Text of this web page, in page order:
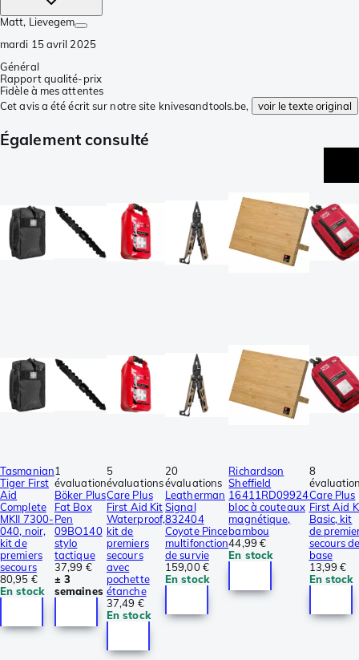
Matt, Lievegem
mardi 15 avril 2025
Général
Rapport qualité-prix
Fidèle à mes attentes
Cet avis a été écrit sur notre site knivesandtools.be,
voir le texte original
Également consulté
Tasmanian
Tiger First
Aid
Complete
MKII 7300-
040, noir,
kit de
premiers
secours
80,95 €
En stock
1
évaluation
Böker Plus
Fat Box
Pen
09BO140
stylo
tactique
37,99 €
± 3
semaines
5
évaluations
Care Plus
First Aid Kit
Waterproof,
kit de
premiers
secours
avec
pochette
étanche
37,49 €
En stock
20
évaluations
Leatherman
Signal
832404
Coyote Pince
multifonction
de survie
159,00 €
En stock
Richardson
Sheffield
16411RD09924
bloc à couteaux
magnétique,
bambou
44,99 €
En stock
8
Care Plus
First Aid
Basic, kit
de
secours
base
13,99 €
En stock